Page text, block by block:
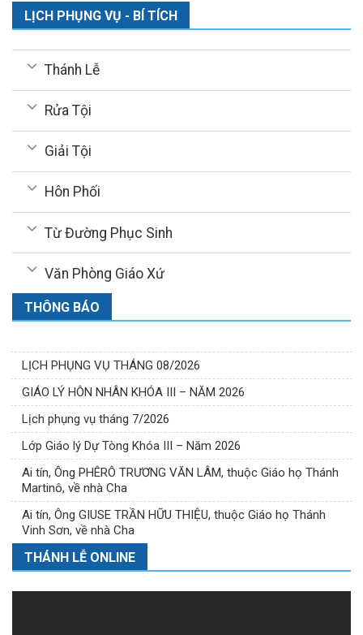
LỊCH PHỤNG VỤ - BÍ TÍCH
Thánh Lễ
Rửa Tội
Giải Tội
Hôn Phối
Từ Đường Phục Sinh
Văn Phòng Giáo Xứ
THÔNG BÁO
LỊCH PHỤNG VỤ THÁNG 08/2026
GIÁO LÝ HÔN NHÂN KHÓA III – NĂM 2026
Lịch phụng vụ tháng 7/2026
Lớp Giáo lý Dự Tòng Khóa III – Năm 2026
Ai tín, Ông PHÊRÔ TRƯƠNG VĂN LÂM, thuộc Giáo họ Thánh
Martinô, về nhà Cha
Ai tín, Ông GIUSE TRẦN HỮU THIỆU, thuộc Giáo họ Thánh
Vinh Sơn, về nhà Cha
THÁNH LỄ ONLINE